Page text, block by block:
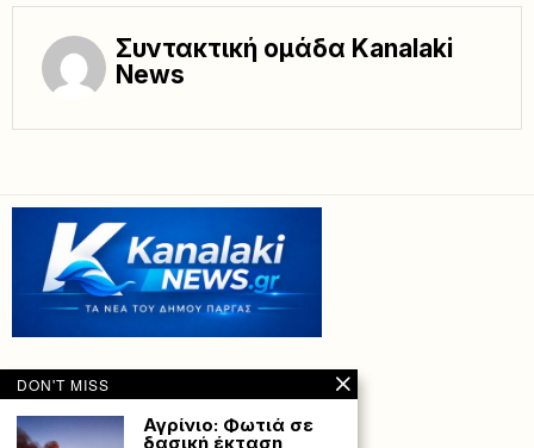
Συντακτική ομάδα Kanalaki
News
DON'T MISS
Αγρίνιο: Φωτιά σε
δασική έκταση